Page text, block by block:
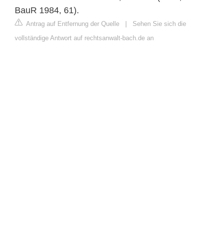
BauR 1984, 61).
Antrag auf Entfernung der Quelle | Sehen Sie sich die
vollständige Antwort auf rechtsanwalt-bach.de an